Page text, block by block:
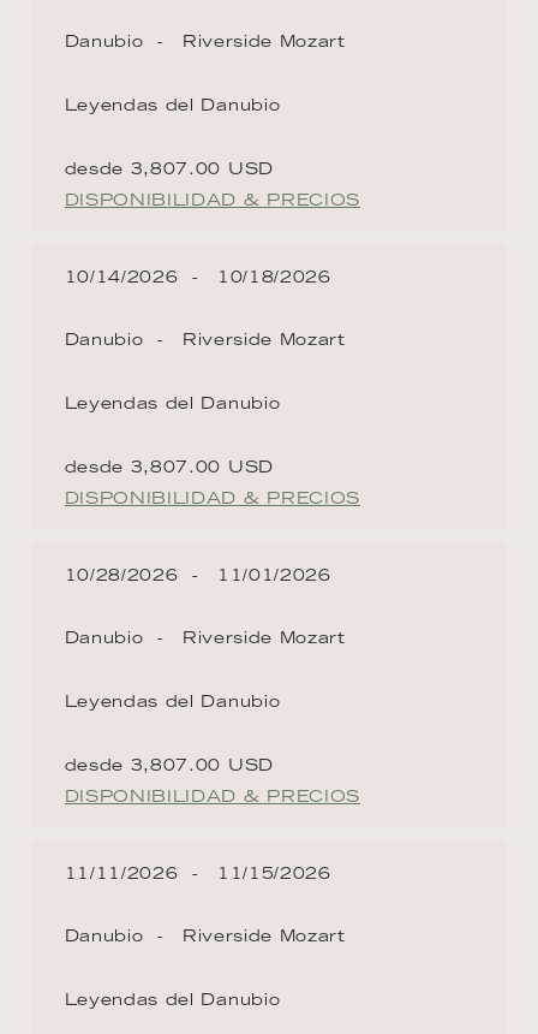
Danubio Riverside Mozart
Leyendas del Danubio
desde 3,807.00 USD
DISPONIBILIDAD & PRECIOS
10/14/2026 10/18/2026
Danubio Riverside Mozart
Leyendas del Danubio
desde 3,807.00 USD
DISPONIBILIDAD & PRECIOS
10/28/2026 11/01/2026
Danubio Riverside Mozart
Leyendas del Danubio
desde 3,807.00 USD
DISPONIBILIDAD & PRECIOS
11/11/2026 11/15/2026
Danubio Riverside Mozart
Leyendas del Danubio